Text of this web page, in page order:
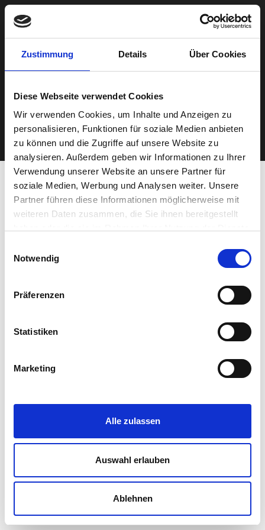
Zustimmung Details Über Cookies
Diese Webseite verwendet Cookies
Wir verwenden Cookies, um Inhalte und Anzeigen zu
personalisieren, Funktionen für soziale Medien anbieten
zu können und die Zugriffe auf unsere Website zu
analysieren. Außerdem geben wir Informationen zu Ihrer
Verwendung unserer Website an unsere Partner für
soziale Medien, Werbung und Analysen weiter. Unsere
Partner führen diese Informationen möglicherweise mit
weiteren Daten zusammen, die Sie ihnen bereitgestellt
Notwendig
Präferenzen
Statistiken
Marketing
Alle zulassen
Auswahl erlauben
Ablehnen
DE/
Back
© Copyright
2023 KIS Antriebstechnik - All Rights Reserved
Privacy Policy
Downloads